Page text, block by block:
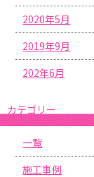
2020年5月
2019年9月
202年6月
カテゴリー
一覧
施工事例